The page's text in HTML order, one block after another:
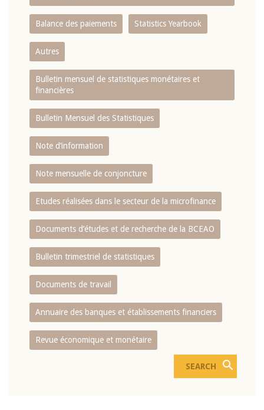
Balance des paiements Statistics Yearbook
Autres
Bulletin mensuel de statistiques monétaires et
financières
Bulletin Mensuel des Statistiques
Note d’information
Note mensuelle de conjoncture
Etudes réalisées dans le secteur de la microfinance
Documents d’études et de recherche de la BCEAO
Bulletin trimestriel de statistiques
Documents de travail
Annuaire des banques et établissements financiers
Revue économique et monétaire